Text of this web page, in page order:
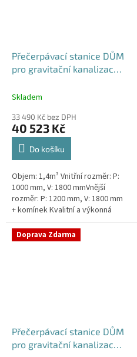
Přečerpávací stanice DŮM
pro gravitační kanalizace k
Skladem
33 490 Kč bez DPH
40 523 Kč
Do košíku
Objem: 1,4m³ Vnitřní rozměr: P:
1000 mm, V: 1800 mmVnější
rozměr: P: 1200 mm, V: 1800 mm
+ komínek Kvalitní a výkonná
přečerpávací stanice k
rodinným domům,
provozovnám,...
Doprava Zdarma
Přečerpávací stanice DŮM
pro gravitační kanalizace